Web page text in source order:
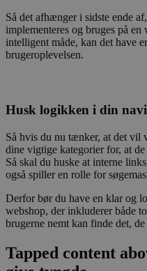
Så det afhænger i sidste ende
implementeres og bruges på
intelligent måde, kan det have
brugeroplevelsen.
Husk logikken i din
Så hvis du nu tænker, at det vil
dine vigtige kategorier for, at
Så skal du huske at interne
også spiller en rolle for
Derfor bør du have en klar og
webshop, der inkluderer både
brugerne nemt kan finde det, de
Tapped content